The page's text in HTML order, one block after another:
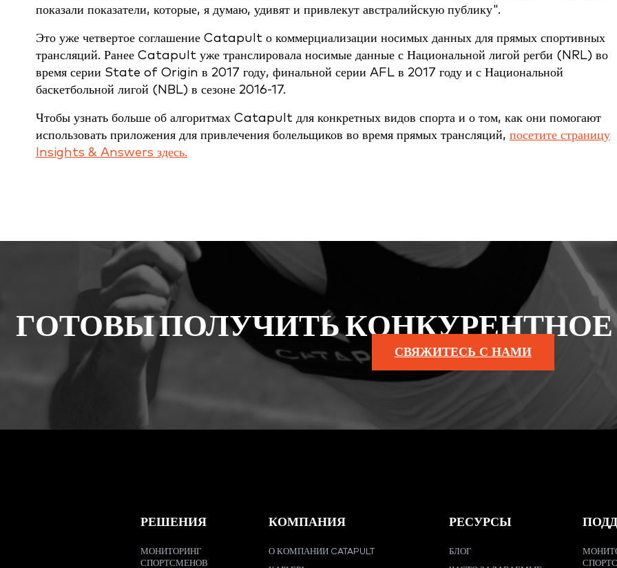
показали показатели, которые, я думаю, удивят и привлекут австралийскую публику".
Это уже четвертое соглашение Catapult о коммерциализации носимых данных для прямых спортивных
трансляций. Ранее Catapult уже транслировала носимые данные с Национальной лигой регби (NRL) во
время серии State of Origin в 2017 году, финальной серии AFL в 2017 году и с Национальной
баскетбольной лигой (NBL) в сезоне 2016-17.
Чтобы узнать больше об алгоритмах Catapult для конкретных видов спорта и о том, как они помогают
использовать приложения для привлечения болельщиков во время прямых трансляций, посетите страницу
Insights & Answers здесь.
ГОТОВЫ ПОЛУЧИТЬ
СВЯЖИТЕСЬ С НАМИ
РЕШЕНИЯ
МОНИТОРИНГ
СПОРТСМЕНОВ
КОМПАНИЯ
О КОМПАНИИ CATAPULT
РЕСУРСЫ
БЛОГ